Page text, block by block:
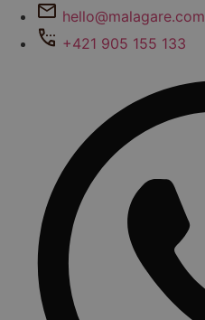
hello@malagare.com
+421 905 155 133